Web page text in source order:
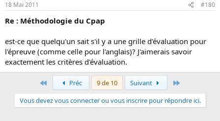
18 Mai 2011 #180
Re : Méthodologie du Cpap
est-ce que quelqu'un sait s'il y a une grille d'évaluation pour
l'épreuve (comme celle pour l'anglais)? J'aimerais savoir
exactement les critères d'évaluation.
PremierPréc 9 de 10 Suivant
Vous devez vous connecter ou vous inscrire pour répondre ici.